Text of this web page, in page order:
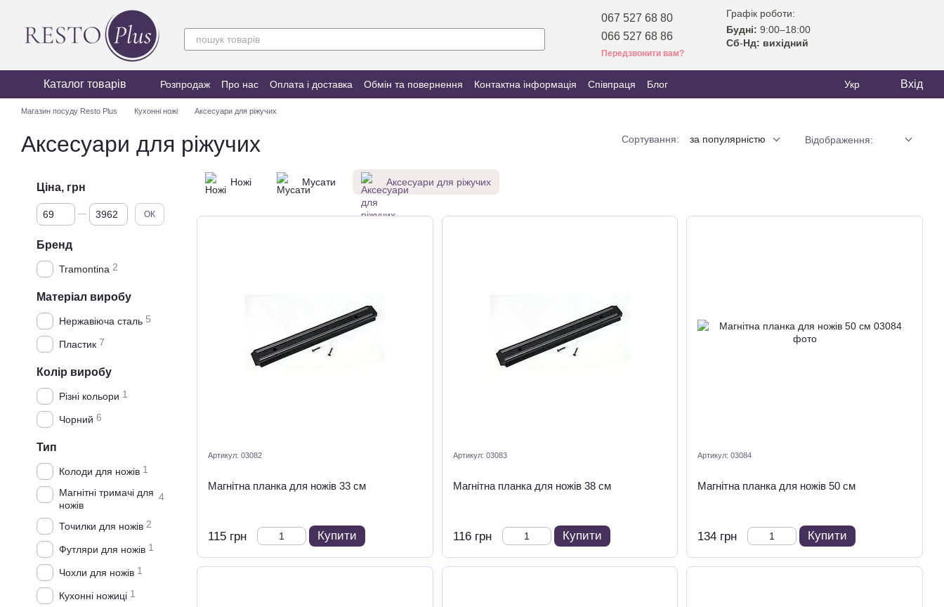
Перейти до основного контенту
067 527 68 80
066 527 68 86
Передзвонити вам?
Графік роботи:
Будні: 9:00–18:00
Сб-Нд: вихідний
Каталог товарів Розпродаж Про нас Оплата і доставка Обмін та повернення Контактна інформація Співпраця Блог Укр Вхід
Магазин посуду Resto Plus Кухонні ножі Аксесуари для ріжучих
Аксесуари для ріжучих Сортування: за популярністю Відображення:
Ножі Мусати Аксесуари для ріжучих
Артикул: 03082
Магнітна планка для ножів 33 см
115 грн Купити
Артикул: 03083
Магнітна планка для ножів 38 см
116 грн Купити
Артикул: 03084
Магнітна планка для ножів 50 см
134 грн Купити
Ціна, грн
Від Ціна, грн
До Ціна, грн ОК
Бренд
Tramontina 2
Матеріал виробу
Нержавіюча сталь 5
Пластик 7
Колір виробу
Різні кольори 1
Чорний 6
Тип
Колоди для ножів 1
Магнітні тримачі для
ножів
4
Точилки для ножів 2
Футляри для ножів 1
Чохли для ножів 1
Кухонні ножиці 1